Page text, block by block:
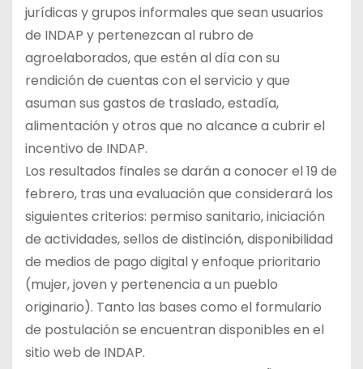
jurídicas y grupos informales que sean usuarios
de INDAP y pertenezcan al rubro de
agroelaborados, que estén al día con su
rendición de cuentas con el servicio y que
asuman sus gastos de traslado, estadía,
alimentación y otros que no alcance a cubrir el
incentivo de INDAP.
Los resultados finales se darán a conocer el 19 de
febrero, tras una evaluación que considerará los
siguientes criterios: permiso sanitario, iniciación
de actividades, sellos de distinción, disponibilidad
de medios de pago digital y enfoque prioritario
(mujer, joven y pertenencia a un pueblo
originario). Tanto las bases como el formulario
de postulación se encuentran disponibles en el
sitio web de INDAP.